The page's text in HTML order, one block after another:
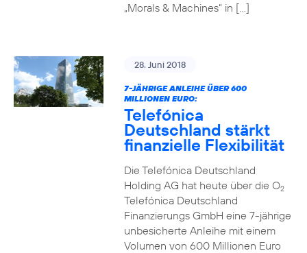
„Morals & Machines“ in […]
28. Juni 2018
7-JÄHRIGE ANLEIHE ÜBER 600
MILLIONEN EURO:
Telefónica
Deutschland stärkt
finanzielle Flexibilität
Die Telefónica Deutschland
Holding AG hat heute über die O2
Telefónica Deutschland
Finanzierungs GmbH eine 7-jährige
unbesicherte Anleihe mit einem
Volumen von 600 Millionen Euro